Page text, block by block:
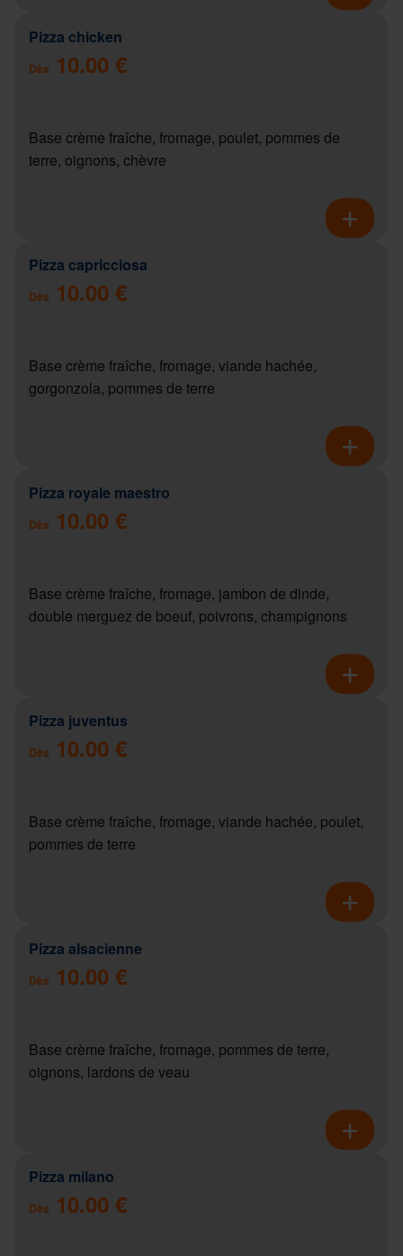
Pizza chicken
Dès 10.00 €
Base crème fraîche, fromage, poulet, pommes de
terre, oignons, chèvre
Pizza capricciosa
Dès 10.00 €
Base crème fraîche, fromage, viande hachée,
gorgonzola, pommes de terre
Pizza royale maestro
Dès 10.00 €
Base crème fraîche, fromage, jambon de dinde,
double merguez de boeuf, poivrons, champignons
Pizza juventus
Dès 10.00 €
Base crème fraîche, fromage, viande hachée, poulet,
pommes de terre
Pizza alsacienne
Dès 10.00 €
Base crème fraîche, fromage, pommes de terre,
oignons, lardons de veau
Pizza milano
Dès 10.00 €